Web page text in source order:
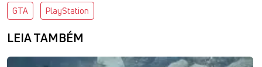
GTA PlayStation
LEIA TAMBÉM